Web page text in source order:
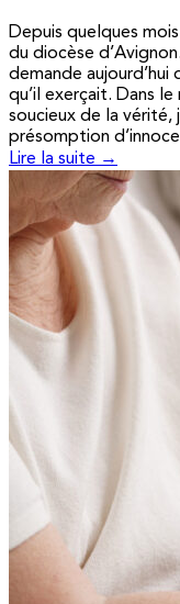
Depuis quelques
du diocèse
demande
qu’il exerçait. Dans
soucieux de la
présomption
Lire la suite →